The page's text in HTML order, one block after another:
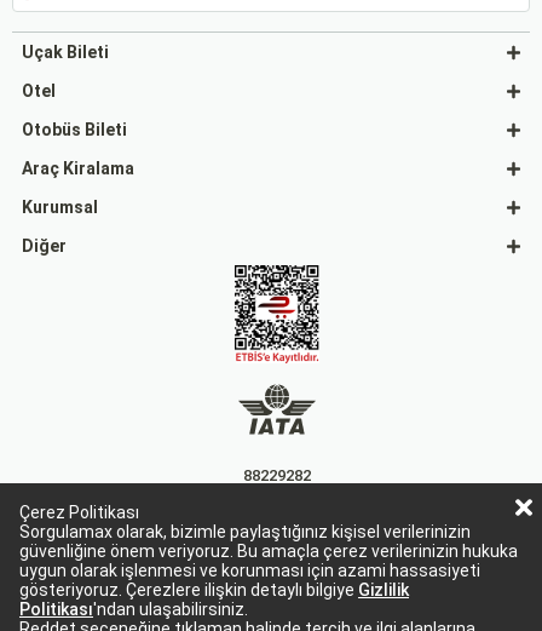
Çerez Politikası
Sorgulamax olarak, bizimle paylaştığınız kişisel verilerinizin
güvenliğine önem veriyoruz. Bu amaçla çerez verilerinizin hukuka
uygun olarak işlenmesi ve korunması için azami hassasiyeti
gösteriyoruz. Çerezlere ilişkin detaylı bilgiye Gizlilik
Politikası'ndan ulaşabilirsiniz.
Uçak Bileti
Otel
Otobüs Bileti
Araç Kiralama
Kurumsal
Diğer
88229282
15863